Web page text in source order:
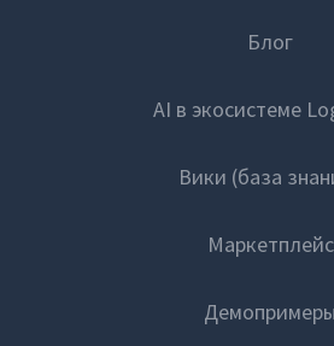
Блог
AI в экосистеме
Вики (база
Маркетплейс
Демопримеры